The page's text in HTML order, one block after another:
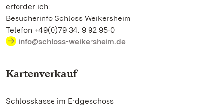
erforderlich:
Besucherinfo Schloss Weikersheim
Telefon +49(0)79 34. 9 92 95-0
info@schloss-weikersheim.de
Kartenverkauf
Schlosskasse im Erdgeschoss